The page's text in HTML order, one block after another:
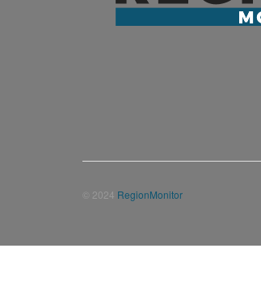
© 2024 RegionMonitor